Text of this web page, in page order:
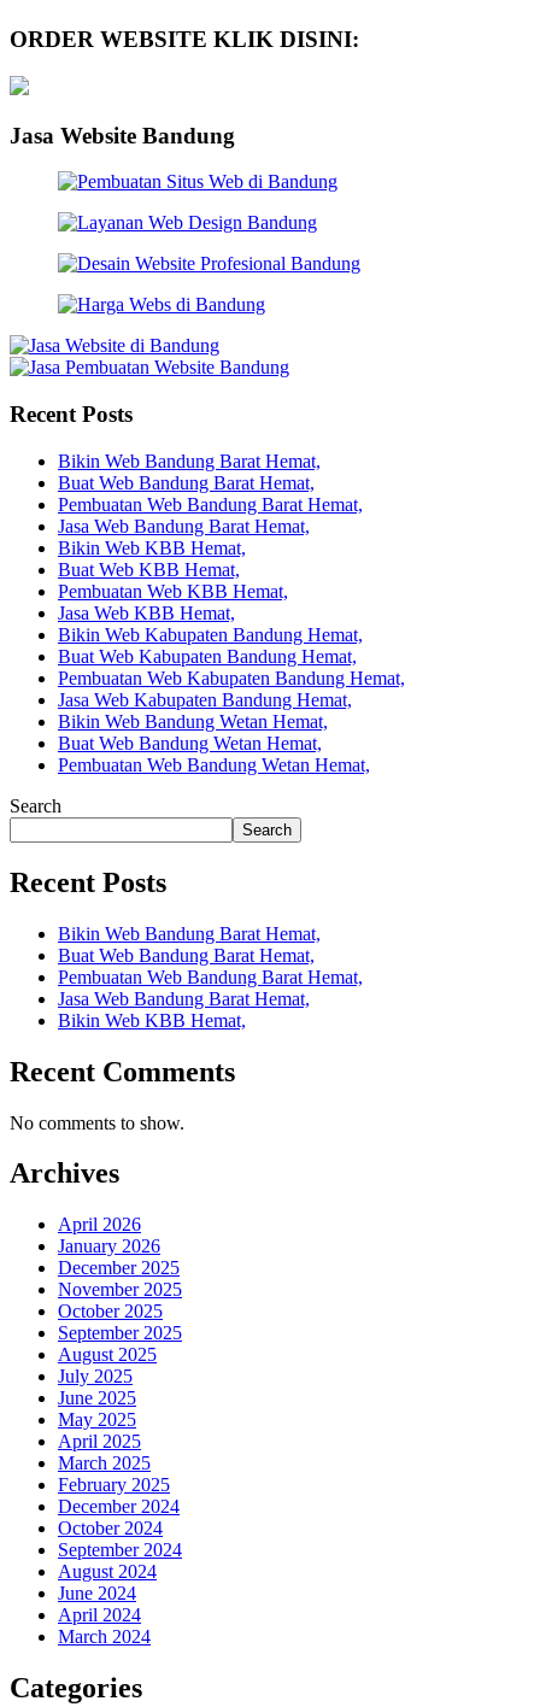
ORDER WEBSITE KLIK DISINI:
Jasa Website Bandung
Recent Posts
Bikin Web Bandung Barat Hemat,
Buat Web Bandung Barat Hemat,
Pembuatan Web Bandung Barat Hemat,
Jasa Web Bandung Barat Hemat,
Bikin Web KBB Hemat,
Buat Web KBB Hemat,
Pembuatan Web KBB Hemat,
Jasa Web KBB Hemat,
Bikin Web Kabupaten Bandung Hemat,
Buat Web Kabupaten Bandung Hemat,
Pembuatan Web Kabupaten Bandung Hemat,
Jasa Web Kabupaten Bandung Hemat,
Bikin Web Bandung Wetan Hemat,
Buat Web Bandung Wetan Hemat,
Pembuatan Web Bandung Wetan Hemat,
Search
Search
Recent Posts
Bikin Web Bandung Barat Hemat,
Buat Web Bandung Barat Hemat,
Pembuatan Web Bandung Barat Hemat,
Jasa Web Bandung Barat Hemat,
Bikin Web KBB Hemat,
Recent Comments
No comments to show.
Archives
April 2026
January 2026
December 2025
November 2025
October 2025
September 2025
August 2025
July 2025
June 2025
May 2025
April 2025
March 2025
February 2025
December 2024
October 2024
September 2024
August 2024
June 2024
April 2024
March 2024
Categories